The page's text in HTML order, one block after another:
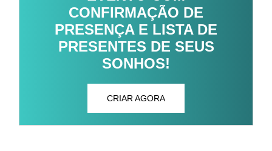
CONFIRMAÇÃO DE
PRESENÇA E LISTA DE
PRESENTES DE SEUS
SONHOS!
CRIAR AGORA